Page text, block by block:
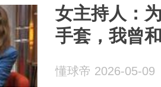
女主持人：
手套，我曾
懂球帝 2026-05-09